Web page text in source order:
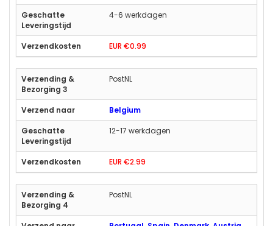
4-6 werkdagen
EUR €0.99
PostNL
Belgium
12-17 werkdagen
EUR €2.99
PostNL